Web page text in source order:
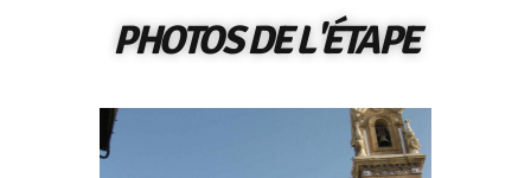
PHOTOS DE L'ÉTAPE